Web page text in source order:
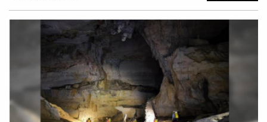
續宣導並與電商平台合作打擊非法業者後，違規件數已有減
少趨勢，但仍有許多非醫療器材商在網路上非法販售醫材。
錢組長舉例，近年網路上常見宣稱具備量測血糖功能的「
」，事實上國內尚未核准此類產品，皆未通過食藥署
醫材認證，屬於違法產品。為確保消費安全，食藥署呼籲民
眾網購時應先「看清」產品屬性，並確認是否符合法規准許
在通訊通路販售的品項；依規定目前僅限第一等級及部分公
告之第二等級醫療器材得於網路販售。其次，民眾在購買前